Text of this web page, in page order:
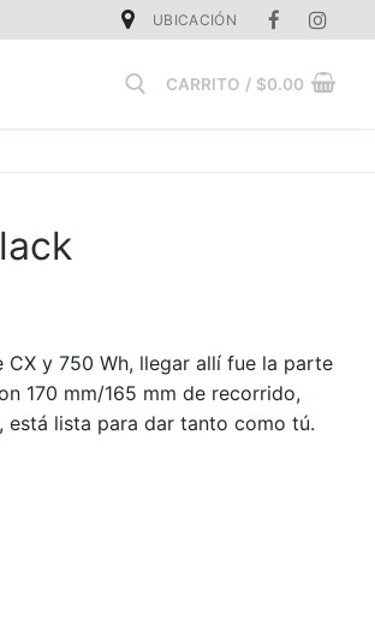
UBICACIÓN
CARRITO / $0.00
CX y 750 Wh, llegar allí fue la parte
170 mm/165 mm de recorrido,
lista para dar tanto como tú.